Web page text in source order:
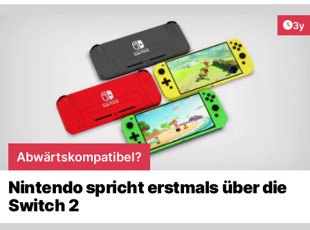
3y
Abwärtskompatibel?
Nintendo spricht erstmals über die
Switch 2